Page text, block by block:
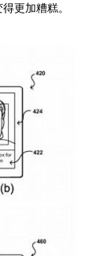
更加糟糕。